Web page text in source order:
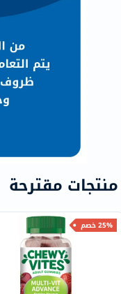
منتجات مقترحة
25% خصم